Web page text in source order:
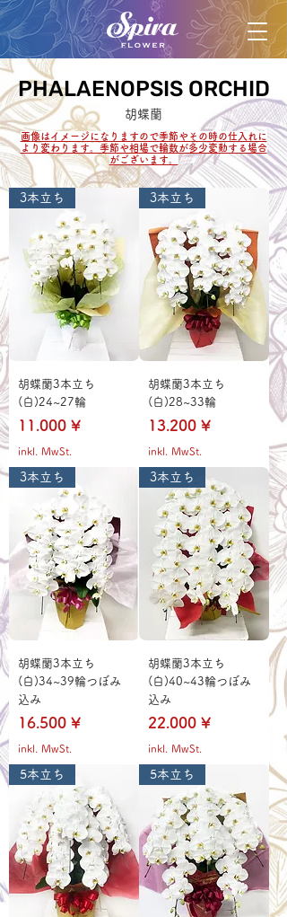
PHALAENOPSIS ORCHID
PHALAENOPSIS ORCHID
胡蝶蘭
画像はイメージになりますので季節やその時の仕入れに
より変わります。季節や相場で輪数が多少変動する場合
がございます。
3本立ち
胡蝶蘭3本立ち
(白)24~27輪
Preis
11.000 ¥
inkl. MwSt.
3本立ち
胡蝶蘭3本立ち
(白)28~33輪
Preis
13.200 ¥
inkl. MwSt.
3本立ち
胡蝶蘭3本立ち
(白)34~39輪つぼみ
込み
Preis
16.500 ¥
inkl. MwSt.
3本立ち
胡蝶蘭3本立ち
(白)40~43輪つぼみ
込み
Preis
22.000 ¥
inkl. MwSt.
5本立ち 5本立ち